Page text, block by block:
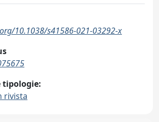
10.1038/s41586-021-03292-x
tipologie:
rivista